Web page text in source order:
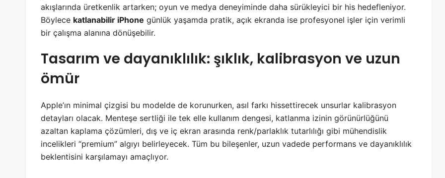
akışlarında üretkenlik artarken; oyun ve medya deneyiminde daha sürükleyici bir his hedefleniyor.
Böylece katlanabilir iPhone günlük yaşamda pratik, açık ekranda ise profesyonel işler için verimli
bir çalışma alanına dönüşebilir.
Tasarım ve dayanıklılık: şıklık, kalibrasyon ve uzun
ömür
Apple’ın minimal çizgisi bu modelde de korunurken, asıl farkı hissettirecek unsurlar kalibrasyon
detayları olacak. Menteşe sertliği ile tek elle kullanım dengesi, katlanma izinin görünürlüğünü
azaltan kaplama çözümleri, dış ve iç ekran arasında renk/parlaklık tutarlılığı gibi mühendislik
incelikleri “premium” algıyı belirleyecek. Tüm bu bileşenler, uzun vadede performans ve dayanıklılık
beklentisini karşılamayı amaçlıyor.